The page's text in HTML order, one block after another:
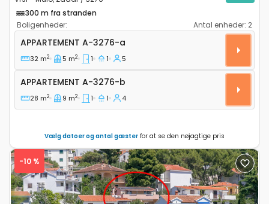
300 m fra stranden
Boligenheder:
Antal enheder: 2
Etværelses lejlighed Vrsi - Mulo, Zadar A-3276-a
APPARTEMENT A-3276-a
32 m2 5 m2 1 1 5
Appartement A-3276-b
APPARTEMENT A-3276-b
28 m2 9 m2 1 1 4
Vælg datoer og antal gæster for at se den nøjagtige pris
-10 %